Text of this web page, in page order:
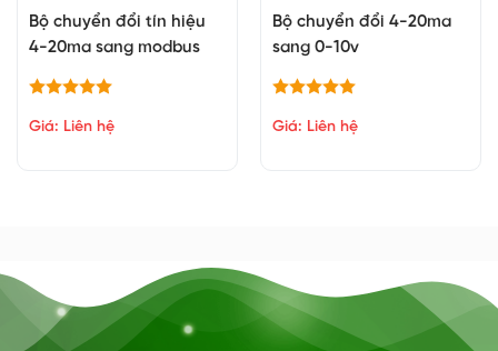
Bộ chuyển đổi tín hiệu
4-20ma sang modbus
Giá: Liên hệ
Bộ chuyển đổi 4-20ma
sang 0-10v
Giá: Liên hệ